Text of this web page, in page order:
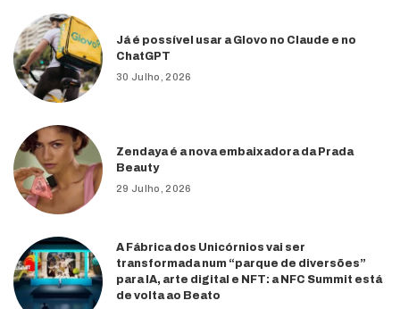
Já é possível usar a Glovo no Claude e no
ChatGPT
30 Julho, 2026
Zendaya é a nova embaixadora da Prada
Beauty
29 Julho, 2026
A Fábrica dos Unicórnios vai ser
transformada num “parque de diversões”
para IA, arte digital e NFT: a NFC Summit está
de volta ao Beato